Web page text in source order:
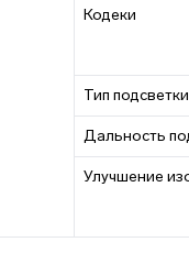
Кодеки
Тип подсветки
Дальность
Улучшение